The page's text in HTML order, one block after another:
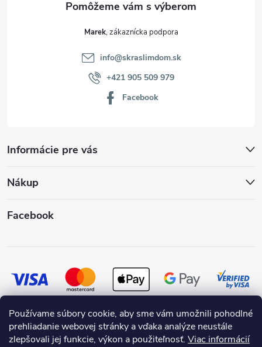
Používame súbory cookie, aby sme vám umožnili pohodlné
prehliadanie webovej stránky a vďaka analýze neustále
zlepšovali jej funkcie, výkon a použiteľnosť. Viac informácií
Informácie pre vás
Nákup
Marek
info@skraslimdom.sk
+421 905 509 979
Facebook
Facebook